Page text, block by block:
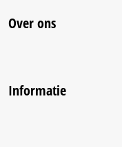
Over ons
Informatie